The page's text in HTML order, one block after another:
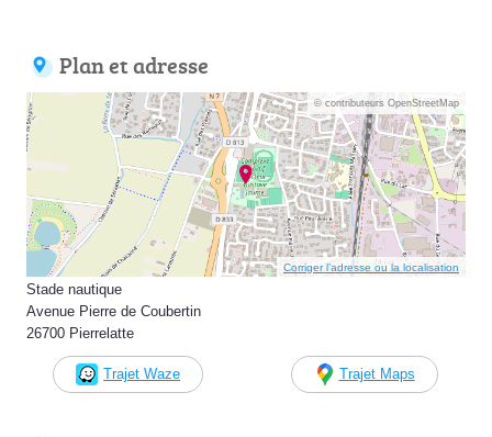
Plan et adresse
© contributeurs OpenStreetMap
Corriger l’adresse ou la localisation
Stade nautique
Avenue Pierre de Coubertin
26700 Pierrelatte
Trajet Waze Trajet Maps